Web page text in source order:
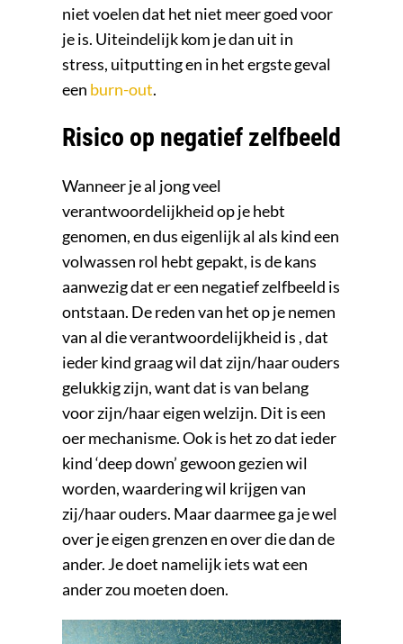
niet voelen dat het niet meer goed voor
je is. Uiteindelijk kom je dan uit in
stress, uitputting en in het ergste geval
een burn-out.
Risico op negatief zelfbeeld
Wanneer je al jong veel
verantwoordelijkheid op je hebt
genomen, en dus eigenlijk al als kind een
volwassen rol hebt gepakt, is de kans
aanwezig dat er een negatief zelfbeeld is
ontstaan. De reden van het op je nemen
van al die verantwoordelijkheid is , dat
ieder kind graag wil dat zijn/haar ouders
gelukkig zijn, want dat is van belang
voor zijn/haar eigen welzijn. Dit is een
oer mechanisme. Ook is het zo dat ieder
kind ‘deep down’ gewoon gezien wil
worden, waardering wil krijgen van
zij/haar ouders. Maar daarmee ga je wel
over je eigen grenzen en over die dan de
ander. Je doet namelijk iets wat een
ander zou moeten doen.